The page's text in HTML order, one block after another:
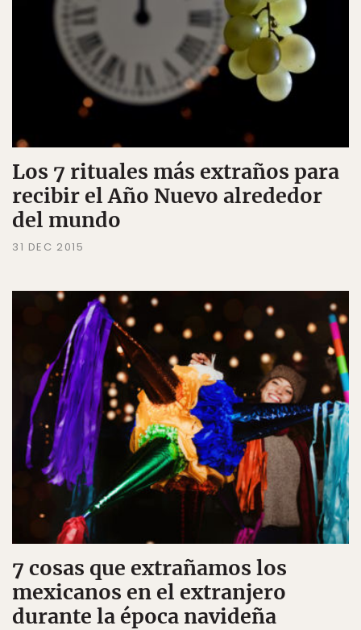
Los 7 rituales más extraños para
recibir el Año Nuevo alrededor
del mundo
31 DEC 2015
7 cosas que extrañamos los
mexicanos en el extranjero
durante la época navideña